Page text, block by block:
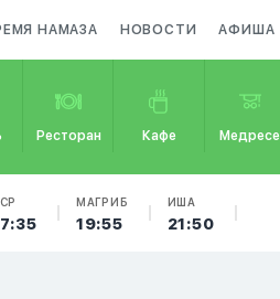
НАМАЗА НОВОСТИ АФИША
Ресторан Кафе Медресе
МАГРИБ
19:55
ИША
21:50